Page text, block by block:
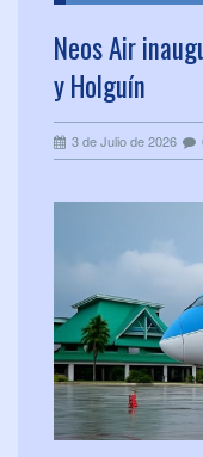
Neos Air
y Holguín
3 de Julio de 2026